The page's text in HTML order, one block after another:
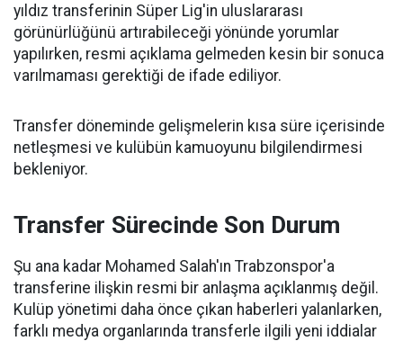
yıldız transferinin Süper Lig'in uluslararası
görünürlüğünü artırabileceği yönünde yorumlar
yapılırken, resmi açıklama gelmeden kesin bir sonuca
varılmaması gerektiği de ifade ediliyor.
Transfer döneminde gelişmelerin kısa süre içerisinde
netleşmesi ve kulübün kamuoyunu bilgilendirmesi
bekleniyor.
Transfer Sürecinde Son Durum
Şu ana kadar Mohamed Salah'ın Trabzonspor'a
transferine ilişkin resmi bir anlaşma açıklanmış değil.
Kulüp yönetimi daha önce çıkan haberleri yalanlarken,
farklı medya organlarında transferle ilgili yeni iddialar